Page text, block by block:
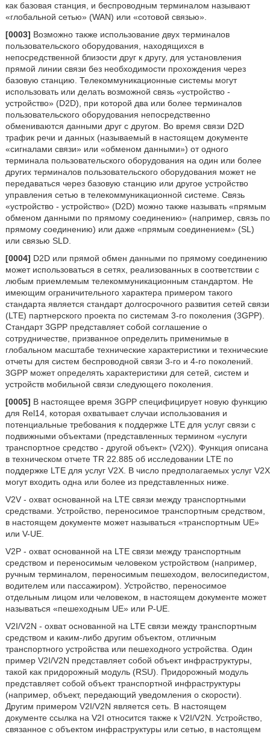
как базовая станция, и беспроводным терминалом называют
«глобальной сетью» (WAN) или «сотовой связью».
[0003] Возможно также использование двух терминалов
пользовательского оборудования, находящихся в
непосредственной близости друг к другу, для установления
прямой линии связи без необходимости прохождения через
базовую станцию. Телекоммуникационные системы могут
использовать или делать возможной связь «устройство -
устройство» (D2D), при которой два или более терминалов
пользовательского оборудования непосредственно
обмениваются данными друг с другом. Во время связи D2D
трафик речи и данных (называемый в настоящем документе
«сигналами связи» или «обменом данными») от одного
терминала пользовательского оборудования на один или более
других терминалов пользовательского оборудования может не
передаваться через базовую станцию или другое устройство
управления сетью в телекоммуникационной системе. Связь
«устройство - устройство» (D2D) можно также называть «прямым
обменом данными по прямому соединению» (например, связь по
прямому соединению) или даже «прямым соединением» (SL)
или связью SLD.
[0004] D2D или прямой обмен данными по прямому соединению
может использоваться в сетях, реализованных в соответствии с
любым приемлемым телекоммуникационным стандартом. Не
имеющим ограничительного характера примером такого
стандарта является стандарт долгосрочного развития сетей связи
(LTE) партнерского проекта по системам 3-го поколения (3GPP).
Стандарт 3GPP представляет собой соглашение о
сотрудничестве, призванное определить применимые в
глобальном масштабе технические характеристики и технические
отчеты для систем беспроводной связи 3-го и 4-го поколений.
3GPP может определять характеристики для сетей, систем и
устройств мобильной связи следующего поколения.
[0005] В настоящее время 3GPP специфицирует новую функцию
для Rel14, которая охватывает случаи использования и
потенциальные требования к поддержке LTE для услуг связи с
подвижными объектами (представленных термином «услуги
транспортное средство - другой объект» (V2X)). Функция описана
в техническом отчете TR 22.885 об исследовании LTE по
поддержке LTE для услуг V2X. В число предполагаемых услуг V2X
могут входить одна или более из представленных ниже.
V2V - охват основанной на LTE связи между транспортными
средствами. Устройство, переносимое транспортным средством,
в настоящем документе может называться «транспортным UE»
или V-UE.
V2P - охват основанной на LTE связи между транспортным
средством и переносимым человеком устройством (например,
ручным терминалом, переносимым пешеходом, велосипедистом,
водителем или пассажиром). Устройство, переносимое
отдельным лицом или человеком, в настоящем документе может
называться «пешеходным UE» или P-UE.
V2I/V2N - охват основанной на LTE связи между транспортным
средством и каким-либо другим объектом, отличным
транспортного устройства или пешеходного устройства. Один
пример V2I/V2N представляет собой объект инфраструктуры,
такой как придорожный модуль (RSU). Придорожный модуль
представляет собой объект транспортной инфраструктуры
(например, объект, передающий уведомления о скорости).
Другим примером V2I/V2N является сеть. В настоящем
документе ссылка на V2I относится также к V2I/V2N. Устройство,
связанное с объектом инфраструктуры или сетью, в настоящем